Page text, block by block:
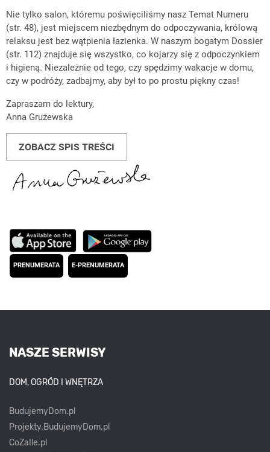
Nie tylko salon, któremu poświęciliśmy nasz Temat Numeru
(str. 48), jest miejscem niezbędnym do odpoczywania, królową
relaksu jest bez wątpienia łazienka. W naszym bogatym Dossier
(str. 112) znajduje się wszystko, co kojarzy się z odpoczynkiem
i higieną. Niezależnie od tego, czy spędzimy wakacje w domu,
czy w podróży, zadbajmy, aby był to po prostu piękny czas!
Zapraszam do lektury,
Anna Grużewska
ZOBACZ SPIS TREŚCI
PRENUMERATA E-PRENUMERATA
NASZE SERWISY
DOM, OGRÓD I WNĘTRZA
BudujemyDom.pl
Projekty.BudujemyDom.pl
CoZaIle.pl